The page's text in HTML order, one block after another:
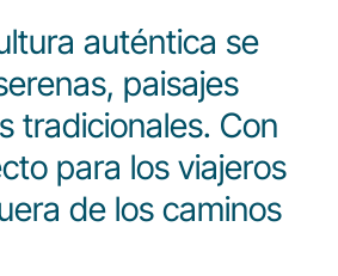
auténtica se
paisajes
tradicionales. Con
para los viajeros
de los caminos